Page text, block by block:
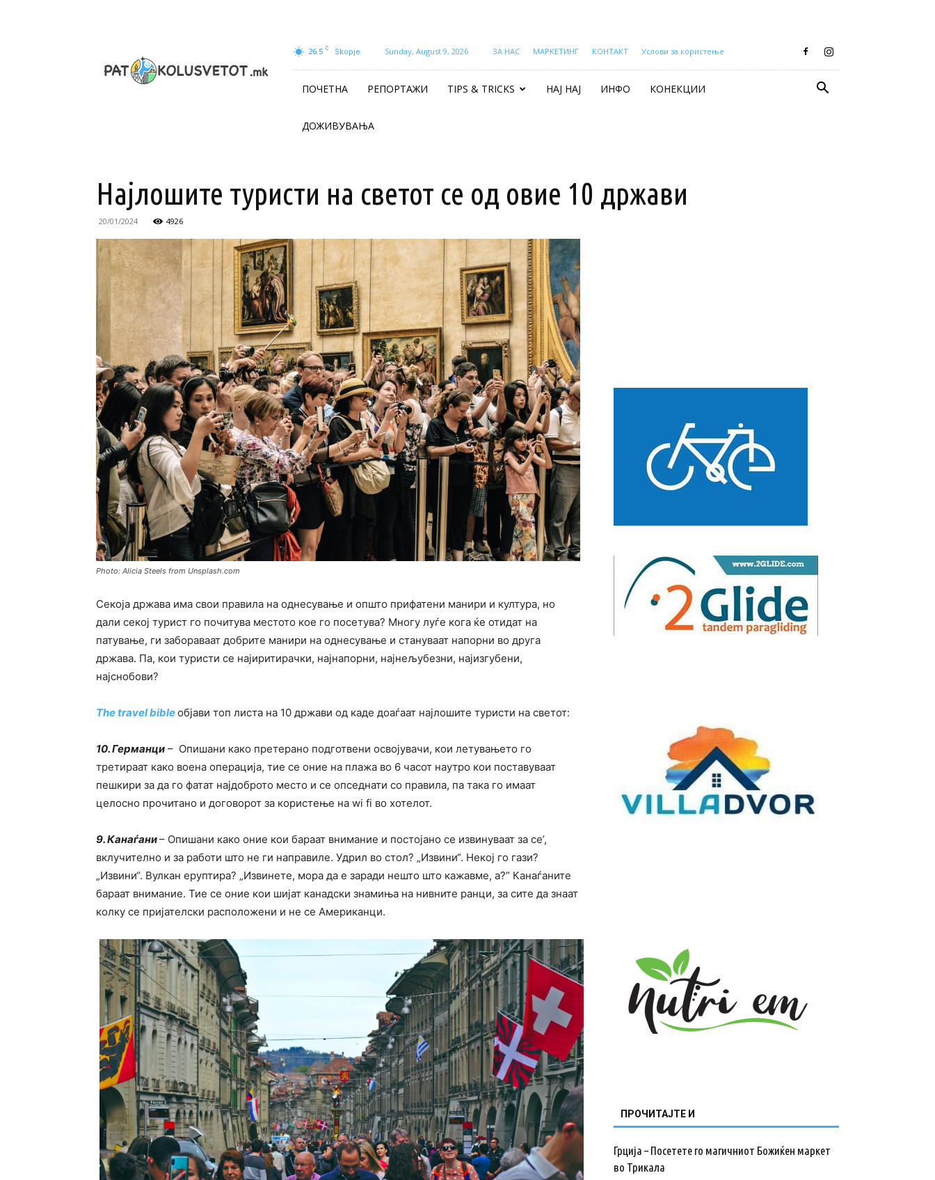
26.5 C Skopje Sunday, August 9, 2026 ЗА НАС МАРКЕТИНГ КОНТАКТ Услови за користење
ПОЧЕТНА РЕПОРТАЖИ TIPS & TRICKS НАЈ НАЈ ИНФО КОНЕКЦИИ
ДОЖИВУВАЊА
Најлошите туристи на светот се од овие 10 држави
20/01/2024 4926
Photo: Alicia Steels from Unsplash.com
Секоја држава има свои правила на однесување и општо прифатени манири и култура, но
дали секој турист го почитува местото кое го посетува? Многу луѓе кога ќе отидат на
патување, ги забораваат добрите манири на однесување и стануваат напорни во друга
држава. Па, кои туристи се најиритирачки, најнапорни, најнељубезни, најизгубени,
најснобови?
The travel bibleобјави топ листа на 10 држави од каде доаѓаат најлошите туристи на светот:
10. Германци – Опишани како претерано подготвени освојувачи, кои летувањето го
третираат како воена операција, тие се оние на плажа во 6 часот наутро кои поставуваат
пешкири за да го фатат најдоброто место и се опседнати со правила, па така го имаат
целосно прочитано и договорот за користење на wi fi во хотелот.
9. Канаѓани– Опишани како оние кои бараат внимание и постојано се извинуваат за се’,
вклучително и за работи што не ги направиле. Удрил во стол? „Извини“. Некој го гази?
„Извини“. Вулкан еруптира? „Извинете, мора да е заради нешто што кажавме, а?” Канаѓаните
бараат внимание. Тие се оние кои шијат канадски знамиња на нивните ранци, за сите да знаат
колку се пријателски расположени и не се Американци.
ПРОЧИТАЈТЕ И
Грција – Посетете го магичниот Божиќен маркет
во Трикала